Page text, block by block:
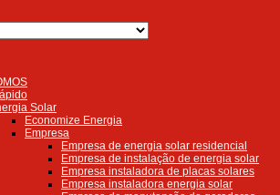
Solar
Economize Energia
Empresa
Empresa de energia solar residencial
Empresa de instalação de energia solar
Empresa instaladora de placas solares
Empresa instaladora energia solar